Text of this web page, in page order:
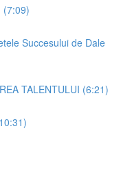
(7:09)
Succesului de Dale
TALENTULUI (6:21)